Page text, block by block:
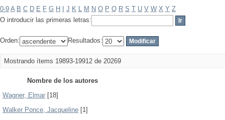
0-9 A B C D E F G H J K L M N O P Q R S T U V W X Y Z
O introducir las primeras letras:
Orden: Resultados:
Mostrando ítems 19893-19912 de 20269
Nombre de los autores
Wagner, Elmar [18]
Walker Ponce, Jacqueline [1]